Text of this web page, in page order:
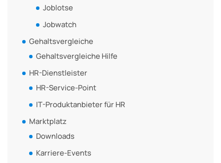
Joblotse
Jobwatch
Gehaltsvergleiche
Gehaltsvergleiche Hilfe
HR-Dienstleister
HR-Service-Point
IT-Produktanbieter für HR
Marktplatz
Downloads
Karriere-Events